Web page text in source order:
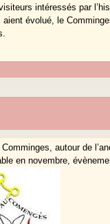
intéressés par
évolué, le
autour de
en novembre,